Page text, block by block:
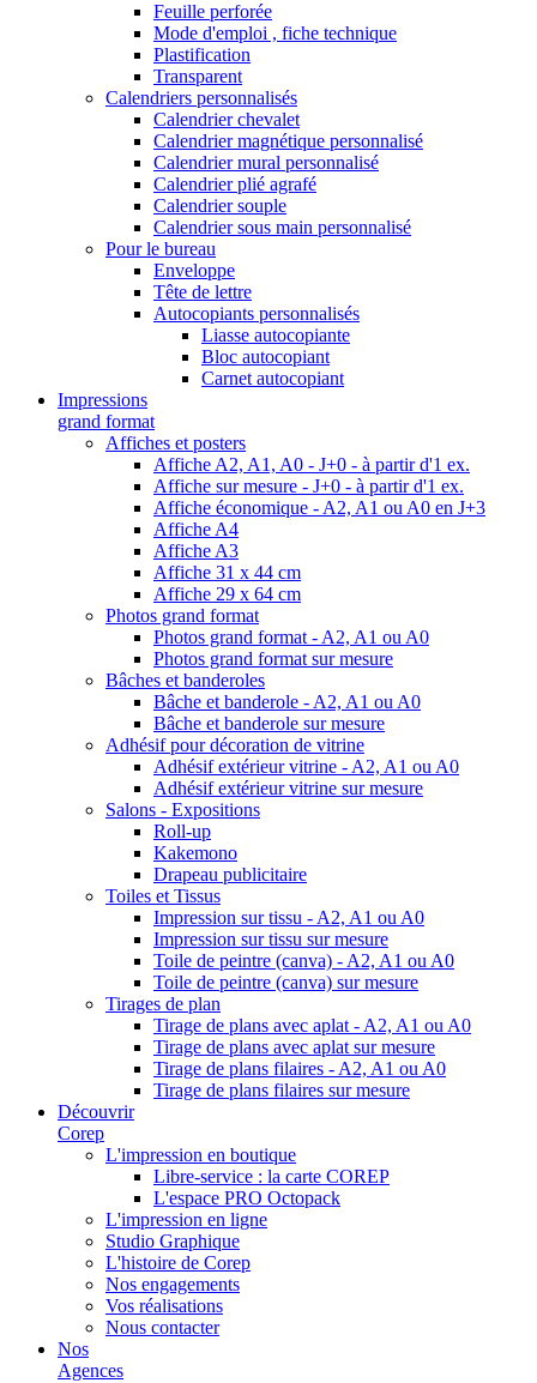
Feuille perforée
Mode d'emploi , fiche technique
Plastification
Transparent
Calendriers personnalisés
Calendrier chevalet
Calendrier magnétique personnalisé
Calendrier mural personnalisé
Calendrier plié agrafé
Calendrier souple
Calendrier sous main personnalisé
Pour le bureau
Enveloppe
Tête de lettre
Autocopiants personnalisés
Liasse autocopiante
Bloc autocopiant
Carnet autocopiant
Impressions
grand format
Affiches et posters
Affiche A2, A1, A0 - J+0 - à partir d'1 ex.
Affiche sur mesure - J+0 - à partir d'1 ex.
Affiche économique - A2, A1 ou A0 en J+3
Affiche A4
Affiche A3
Affiche 31 x 44 cm
Affiche 29 x 64 cm
Photos grand format
Photos grand format - A2, A1 ou A0
Photos grand format sur mesure
Bâches et banderoles
Bâche et banderole - A2, A1 ou A0
Bâche et banderole sur mesure
Adhésif pour décoration de vitrine
Adhésif extérieur vitrine - A2, A1 ou A0
Adhésif extérieur vitrine sur mesure
Salons - Expositions
Roll-up
Kakemono
Drapeau publicitaire
Toiles et Tissus
Impression sur tissu - A2, A1 ou A0
Impression sur tissu sur mesure
Toile de peintre (canva) - A2, A1 ou A0
Toile de peintre (canva) sur mesure
Tirages de plan
Tirage de plans avec aplat - A2, A1 ou A0
Tirage de plans avec aplat sur mesure
Tirage de plans filaires - A2, A1 ou A0
Tirage de plans filaires sur mesure
Découvrir
Corep
L'impression en boutique
Libre-service : la carte COREP
L'espace PRO Octopack
L'impression en ligne
Studio Graphique
L'histoire de Corep
Nos engagements
Vos réalisations
Nous contacter
Nos
Agences